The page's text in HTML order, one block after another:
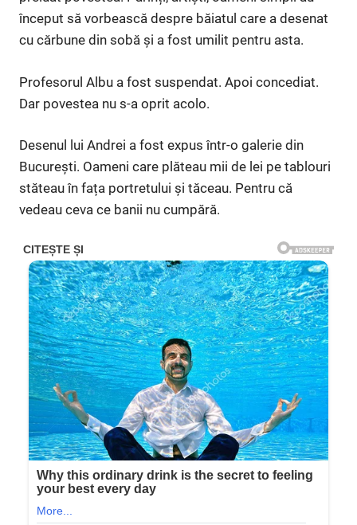
început să vorbească despre băiatul care a desenat
cu cărbune din sobă și a fost umilit pentru asta.
Profesorul Albu a fost suspendat. Apoi concediat.
Dar povestea nu s-a oprit acolo.
Desenul lui Andrei a fost expus într-o galerie din
București. Oameni care plăteau mii de lei pe tablouri
stăteau în fața portretului și tăceau. Pentru că
vedeau ceva ce banii nu cumpără.